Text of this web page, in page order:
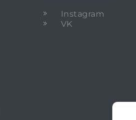
Instagram
VK